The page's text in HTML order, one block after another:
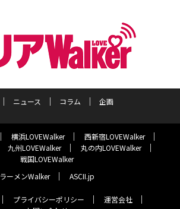
ニュース コラム 企画
横浜LOVEWalker
西新宿LOVEWalker
九州LOVEWalker
丸の内LOVEWalker
戦国LOVEWalker
ラーメンWalker
ASCII.jp
プライバシーポリシー
運営会社